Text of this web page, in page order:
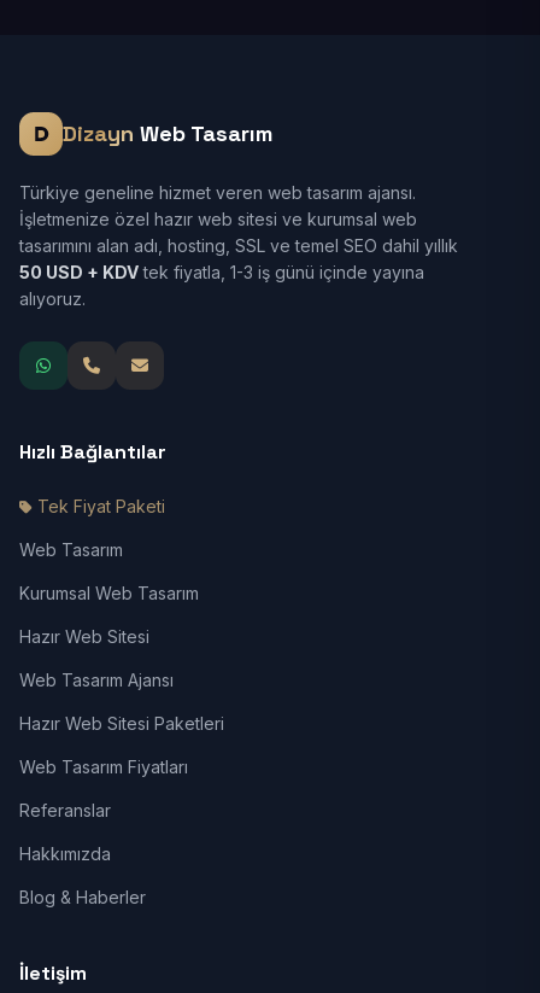
Dizayn Web Tasarım
Türkiye geneline hizmet veren web tasarım ajansı.
İşletmenize özel hazır web sitesi ve kurumsal web
tasarımını alan adı, hosting, SSL ve temel SEO dahil yıllık
50 USD + KDVtek fiyatla, 1-3 iş günü içinde yayına
alıyoruz.
Hızlı Bağlantılar
Tek Fiyat Paketi
Web Tasarım
Kurumsal Web Tasarım
Hazır Web Sitesi
Web Tasarım Ajansı
Hazır Web Sitesi Paketleri
Web Tasarım Fiyatları
Referanslar
Hakkımızda
Blog & Haberler
İletişim